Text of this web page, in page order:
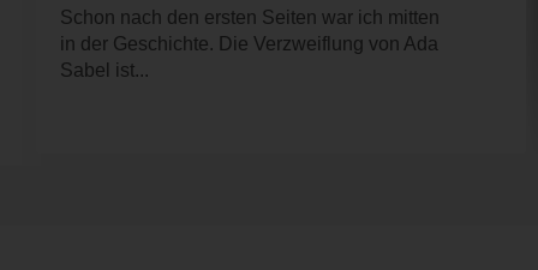
Schon nach den ersten Seiten war ich mitten
in der Geschichte. Die Verzweiflung von Ada
Sabel ist...